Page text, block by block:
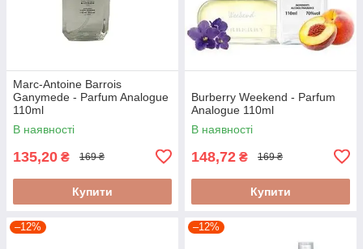
Marc-Antoine Barrois
Ganymede - Parfum Analogue
110ml
В наявності
135,20 ₴ 169 ₴
Купити
Burberry Weekend - Parfum
Analogue 110ml
В наявності
148,72 ₴ 169 ₴
Купити
–12% –12%